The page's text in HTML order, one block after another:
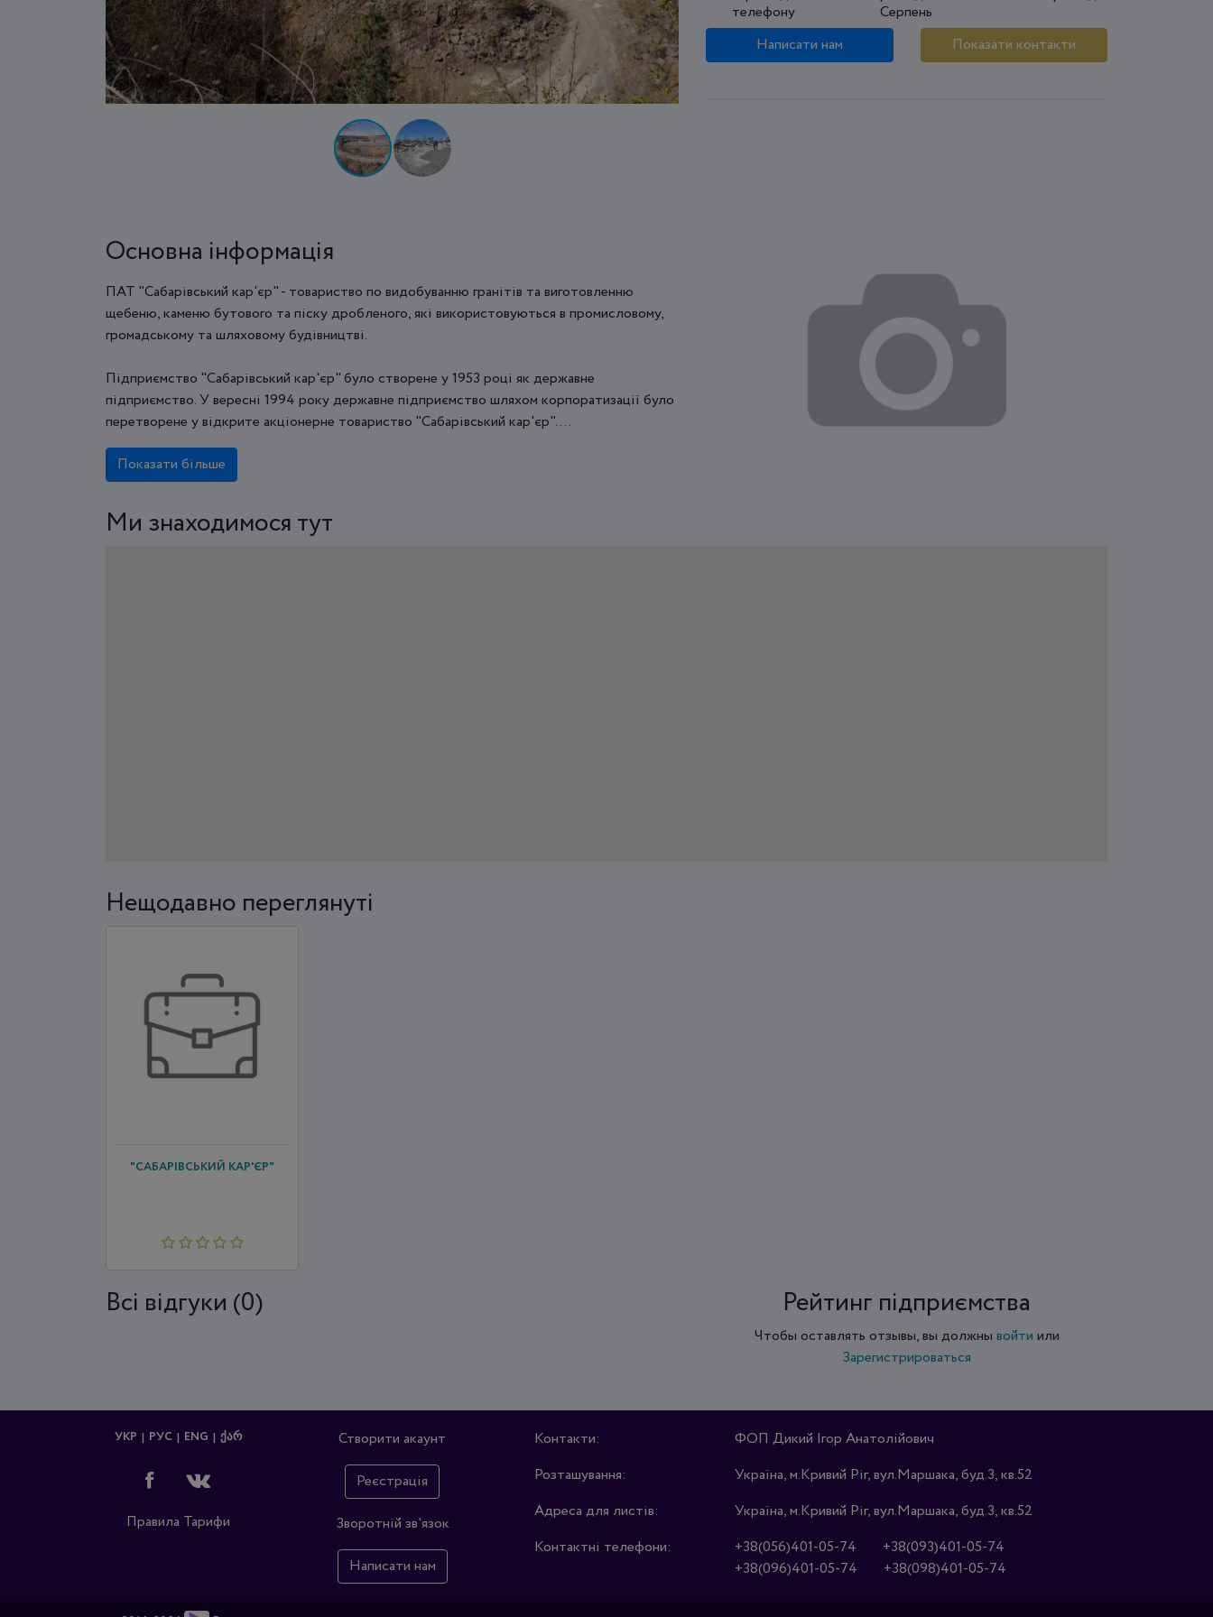
телефону
Серпень
Написати нам Показати контакти
Основна інформація
ПАТ "Сабарівський кар'єр" - товариство по видобуванню гранітів та виготовленню
щебеню, каменю бутового та піску дробленого, які використовуються в промисловому,
громадському та шляховому будівництві.
Підприємство "Сабарівський кар'єр" було створене у 1953 році як державне
підприємство. У вересні 1994 року державне підприємство шляхом корпоратизації було
перетворене у відкрите акціонерне товариство "Сабарівський кар'єр". ...
Показати більше
Ми знаходимося тут
Нещодавно переглянуті
"САБАРІВСЬКИЙ КАР'ЄР"
Всi відгуки (0) Рейтинг підприємства
Чтобы оставлять отзывы, вы должны войти или
Зарегистрироваться
УКР РУС ENG ᲥᲐᲠ
Правила Тарифи
Створити акаунт
Реєстрація
Зворотній зв'язок
Написати нам
Контакти:
ФОП Дикий Ігор Анатолійович
Розташування:
Україна, м.Кривий Ріг, вул.Маршака, буд.3, кв.52
Адреса для листів:
Україна, м.Кривий Ріг, вул.Маршака, буд.3, кв.52
Контактні телефони:
+38(056)401-05-74
+38(093)401-05-74
+38(096)401-05-74
+38(098)401-05-74